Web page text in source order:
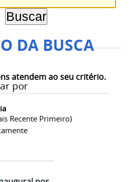
DA BUSCA
atendem ao seu critério.
por
Recente Primeiro)
colam grau
modificação